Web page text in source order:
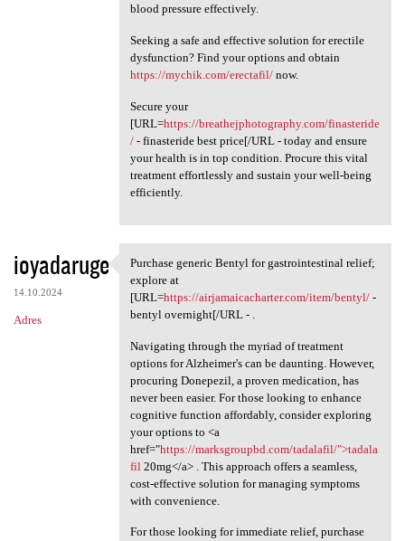
blood pressure effectively.
Seeking a safe and effective solution for erectile
dysfunction? Find your options and obtain
https://mychik.com/erectafil/now.
Secure your
[URL=https://breathejphotography.com/finasteride
/- finasteride best price[/URL - today and ensure
your health is in top condition. Procure this vital
treatment effortlessly and sustain your well-being
efficiently.
ioyadaruge
14.10.2024
Adres
Purchase generic Bentyl for
Purchase generic Bentyl for gastrointestinal relief;
explore at
[URL=https://airjamaicacharter.com/item/bentyl/-
bentyl overnight[/URL - .
Navigating through the myriad of treatment
options for Alzheimer's can be daunting. However,
procuring Donepezil, a proven medication, has
never been easier. For those looking to enhance
cognitive function affordably, consider exploring
your options to <a
href="https://marksgroupbd.com/tadalafil/">tadala
fil 20mg</a> . This approach offers a seamless,
cost-effective solution for managing symptoms
with convenience.
For those looking for immediate relief, purchase